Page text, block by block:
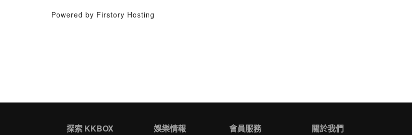
Powered by Firstory Hosting
探索 KKBOX 娛樂情報 會員服務 關於我們